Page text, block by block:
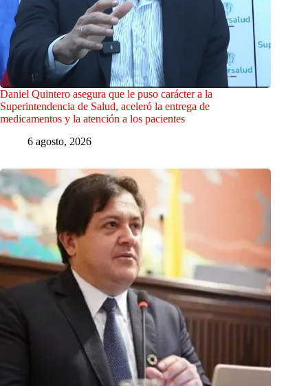
Daniel Quintero asegura que le puso carácter a la
Superintendencia de Salud, aceleró la entrega de
medicamentos y la atención a los pacientes
6 agosto, 2026